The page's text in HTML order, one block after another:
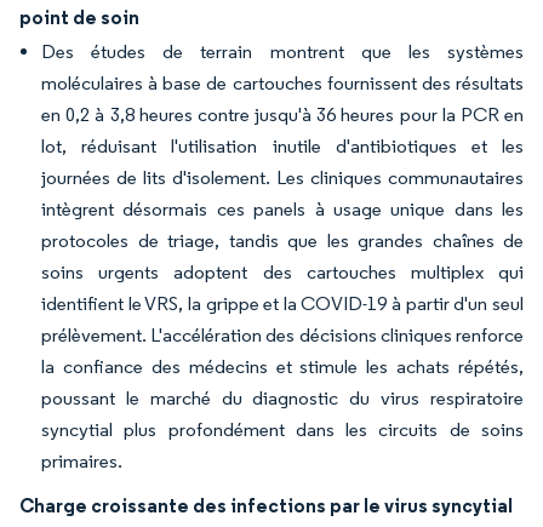
point de soin
Des études de terrain montrent que les systèmes
moléculaires à base de cartouches fournissent des résultats
en 0,2 à 3,8 heures contre jusqu'à 36 heures pour la PCR en
lot, réduisant l'utilisation inutile d'antibiotiques et les
journées de lits d'isolement. Les cliniques communautaires
intègrent désormais ces panels à usage unique dans les
protocoles de triage, tandis que les grandes chaînes de
soins urgents adoptent des cartouches multiplex qui
identifient le VRS, la grippe et la COVID-19 à partir d'un seul
prélèvement. L'accélération des décisions cliniques renforce
la confiance des médecins et stimule les achats répétés,
poussant le marché du diagnostic du virus respiratoire
syncytial plus profondément dans les circuits de soins
primaires.
Charge croissante des infections par le virus syncytial